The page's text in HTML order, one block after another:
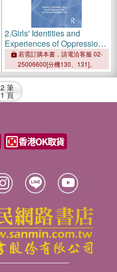
2.Girls' Identities and
Experiences of Oppression
in Schools：Resilience,
Resistance, and
Transformation
若需訂購本書，請電洽客服 02-
25006600[分機130、131]。
2 筆
1 頁